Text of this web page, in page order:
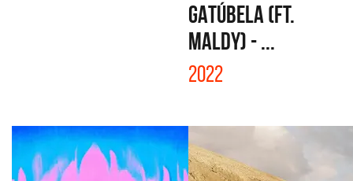
GATÚBELA (FT.
MALDY) - ...
2022